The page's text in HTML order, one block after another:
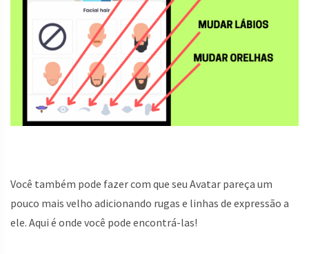
Você também pode fazer com que seu Avatar pareça um
pouco mais velho adicionando rugas e linhas de expressão a
ele. Aqui é onde você pode encontrá-las!